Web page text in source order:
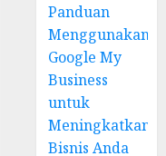
Panduan
Menggunakan
Google My
Business
untuk
Meningkatkan
Bisnis Anda